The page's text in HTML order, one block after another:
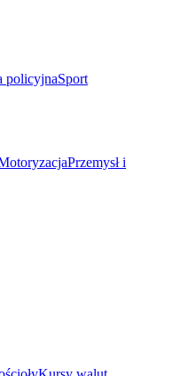
policyjnaSport
Przemysł i